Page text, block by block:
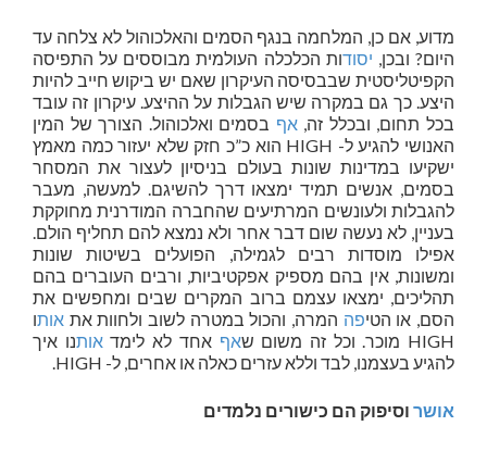
מדוע, אם כן, המלחמה בנגף הסמים והאלכוהול לא צלחה עד
היום? ובכן, יסודות הכלכלה העולמית מבוססים על התפיסה
הקפיטליסטית שבבסיסה העיקרון שאם יש ביקוש חייב להיות
היצע. כך גם במקרה שיש הגבלות על ההיצע. עיקרון זה עובד
בכל תחום, ובכלל זה,אף בסמים ואלכוהול. הצורך של המין
האנושי להגיע ל- HIGH הוא כ”כ חזק שלא יעזור כמה מאמץ
ישקיעו במדינות שונות בעולם בניסיון לעצור את המסחר
בסמים, אנשים תמיד ימצאו דרך להשיגם. למעשה, מעבר
להגבלות ולעונשים המרתיעים שהחברה המודרנית מחוקקת
בעניין, לא נעשה שום דבר אחר ולא נמצא להם תחליף הולם.
אפילו מוסדות רבים לגמילה, הפועלים בשיטות שונות
ומשונות, אין בהם מספיק אפקטיביות, ורבים העוברים בהם
תהליכים, ימצאו עצמם ברוב המקרים שבים ומחפשים את
הסם, או הטיפה המרה, והכול במטרה לשוב ולחוות את אותו
HIGH מוכר. וכל זה משום ש
אף אחד לא לימדאותנו איך
להגיע בעצמנו, לבד וללא עזרים כאלה או אחרים, ל- HIGH.
אושר וסיפוק הם כישורים נלמדים